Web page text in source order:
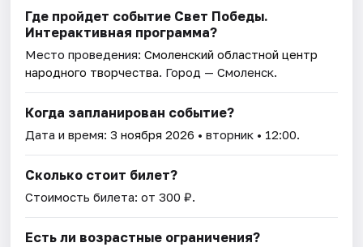
Где пройдет событие Свет Победы.
Интерактивная программа?
Место проведения:Смоленский областной центр
народного творчества. Город — Смоленск.
Когда запланирован событие?
Дата и время:3 ноября 2026 • вторник • 12:00.
Сколько стоит билет?
Стоимость билета: от 300 ₽.
Есть ли возрастные ограничения?